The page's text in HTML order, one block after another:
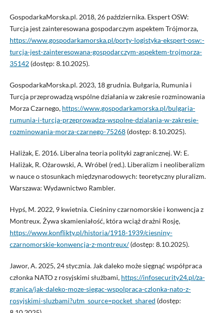
GospodarkaMorska.pl. 2018, 26 października. Ekspert OSW:
Turcja jest zainteresowana gospodarczym aspektem Trójmorza,
https://www.gospodarkamorska.pl/porty-logistyka-ekspert-osw:-
turcja-jest-zainteresowana-gospodarczym-aspektem-trojmorza-
35142(dostęp: 8.10.2025).
GospodarkaMorska.pl. 2023, 18 grudnia. Bułgaria, Rumunia i
Turcja przeprowadzą wspólne działania w zakresie rozminowania
Morza Czarnego, https://www.gospodarkamorska.pl/bulgaria-
rumunia-i-turcja-przeprowadza-wspolne-dzialania-w-zakresie-
rozminowania-morza-czarnego-75268(dostęp: 8.10.2025).
Haliżak, E. 2016. Liberalna teoria polityki zagranicznej. W: E.
Haliżak, R. Ożarowski, A. Wróbel (red.). Liberalizm i neoliberalizm
w nauce o stosunkach międzynarodowych: teoretyczny pluralizm.
Warszawa: Wydawnictwo Rambler.
Hypś, M. 2022, 9 kwietnia. Cieśniny czarnomorskie i konwencja z
Montreux. Żywa skamieniałość, która wciąż drażni Rosję,
https://www.konflikty.pl/historia/1918-1939/ciesniny-
czarnomorskie-konwencja-z-montreux/(dostęp: 8.10.2025).
Jawor, A. 2025, 24 stycznia. Jak daleko może sięgnąć współpraca
członka NATO z rosyjskimi służbami, https://infosecurity24.pl/za-
granica/jak-daleko-moze-siegac-wspolpraca-czlonka-nato-z-
rosyjskimi-sluzbami?utm_source=pocket_shared (dostęp: